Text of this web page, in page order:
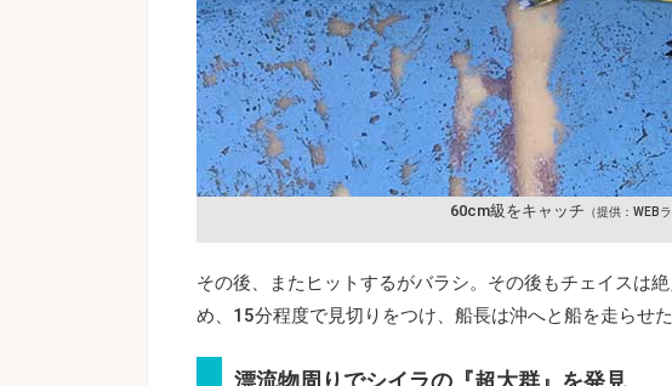
60cm級をキャッチ （提供：WEB
その後、またヒットするがバラシ。その後もチェイスは
め、15分程度で見切りをつけ、船長は沖へと船を走らせた
漂流物周りでシイラの『超大群』を発見